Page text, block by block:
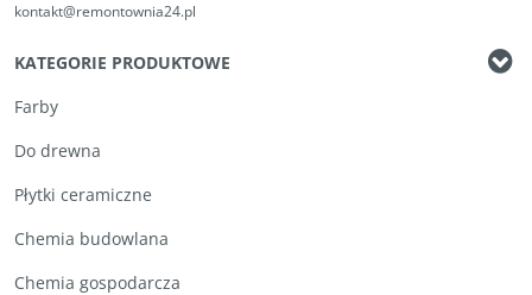
kontakt@remontownia24.pl
KATEGORIE PRODUKTOWE
Farby
Do drewna
Płytki ceramiczne
Chemia budowlana
Chemia gospodarcza